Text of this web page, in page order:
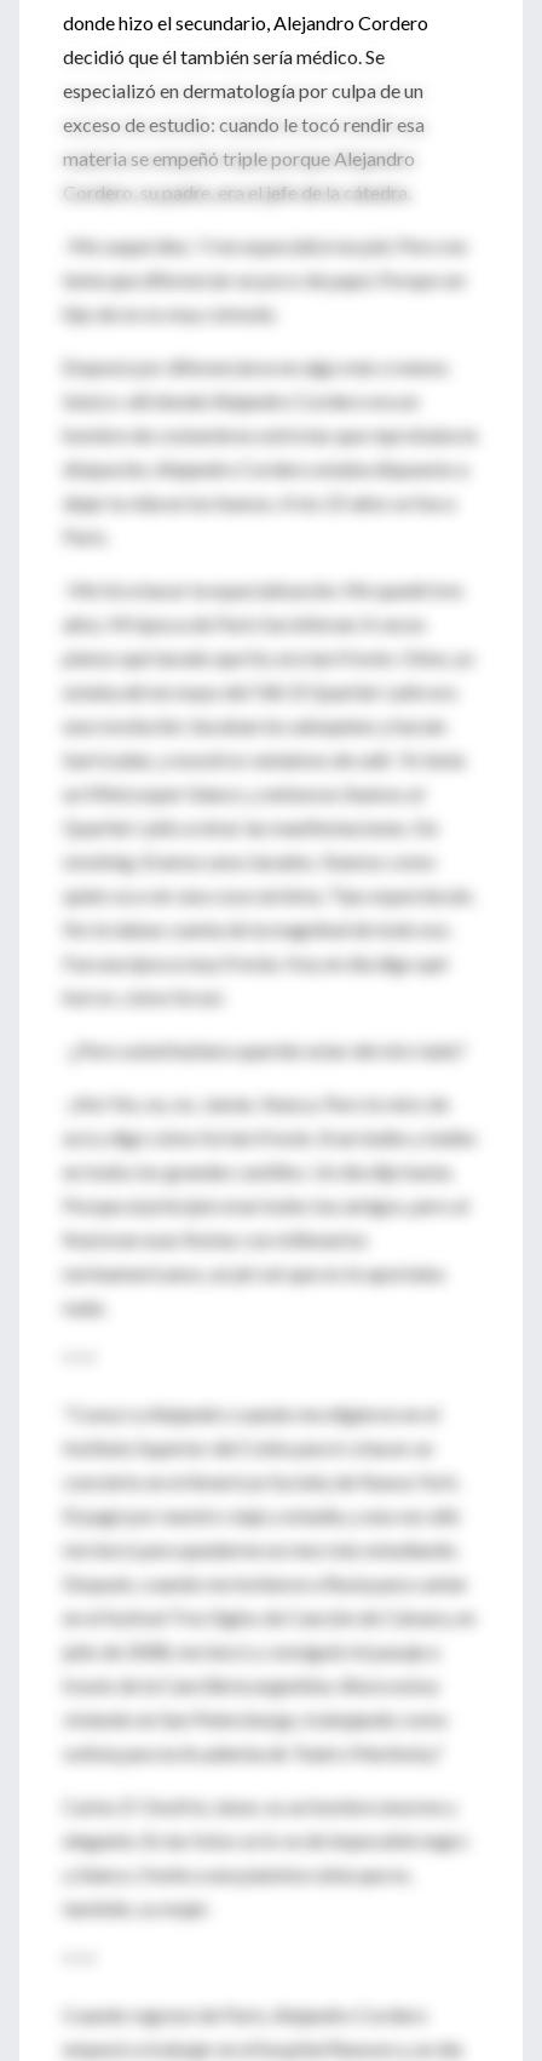
donde hizo el secundario, Alejandro Cordero
decidió que él también sería médico. Se
especializó en dermatología por culpa de un
exceso de estudio: cuando le tocó rendir esa
materia se empeñó triple porque Alejandro
Cordero, su padre, era el jefe de la cátedra.
-Me saqué diez. Y me especialicé en piel. Pero me
tenía que diferenciar un poco de papá. Porque ser
hijo de no es muy cómodo.
Empezó por diferenciarse en algo más o menos
básico: allí donde Alejandro Cordero era un
hombre de costumbres estrictas que reprobaba la
disipación, Alejandro Cordero estaba dispuesto a
dejar la vida en los huesos. A los 25 años se fue a
París.
-Me fui a hacer la especialización. Me quedé tres
años. Mi época de París fue infernal. A veces
pienso qué tarado que fui, era tan frívolo. Oíme, yo
estaba ahí en mayo del ?68. El Quartier Latin era
una revolución. Sacaban los adoquines y hacían
barricadas, y nosotros veníamos de salir. Yo tenía
un Minicooper blanco, y entonces íbamos al
Quartier Latin a mirar las manifestaciones. De
smoking. Eramos unos tarados. Ibamos como
quien va a ver una cosa rarísima. Tipo espectáculo.
No te dabas cuenta de la magnitud de todo eso.
Fue una época muy frívola. Hoy en día digo qué
horror, cómo fui así.
-¿Pero usted hubiera querido estar del otro lado?
-¡No! No, no, no. Jamás. Nunca. Pero lo miro de
acá y digo cómo fui tan frívolo. Eran bailes y bailes
en todos los grandes castillos. Un día dije basta.
Porque al principio eran todos tus amigos, pero al
final eran esas fiestas con millonarios
norteamericanos, un jet set que no te aportaba
nada.
"Conocí a Alejandro cuando me eligieron en el
Instituto Superior del Colón para ir a hacer un
concierto en el Americas Society de Nueva York.
El pagó por nuestro viaje y estadía, y una vez allá
me becó para quedarme un mes más estudiando.
Después, cuando me invitaron a Rusia para cantar
en el festival Tres Siglos de Canción de Cámara, en
julio de 2008, me becó y consiguió mi pasaje a
través de la Cancillería argentina. Ahora estoy
viviendo en San Petersburgo, trabajando como
solista para la Academia de Teatro Mariinsky."
Carlos D´Onofrio, tenor, es un hombre enorme y
elegante. En las fotos se lo ve de impecable negro
y blanco, frente a una pianista rubia que es,
también, su mujer.
Cuando regresó de París, Alejandro Cordero
empezó a trabajar en el hospital Rawson y, un día